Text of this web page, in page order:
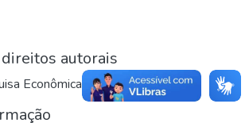
autorais
Econômica Aplicada (Ipea)